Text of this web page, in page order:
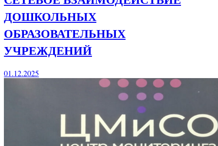
ДОШКОЛЬНЫХ
ОБРАЗОВАТЕЛЬНЫХ
УЧРЕЖДЕНИЙ
01.12.2025